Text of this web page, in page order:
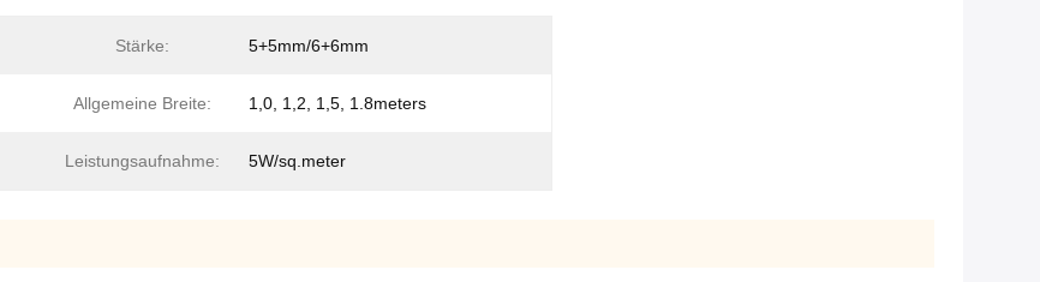
Stärke: 5+5mm/6+6mm
Allgemeine Breite: 1,0, 1,2, 1,5, 1.8meters
Leistungsaufnahme: 5W/sq.meter